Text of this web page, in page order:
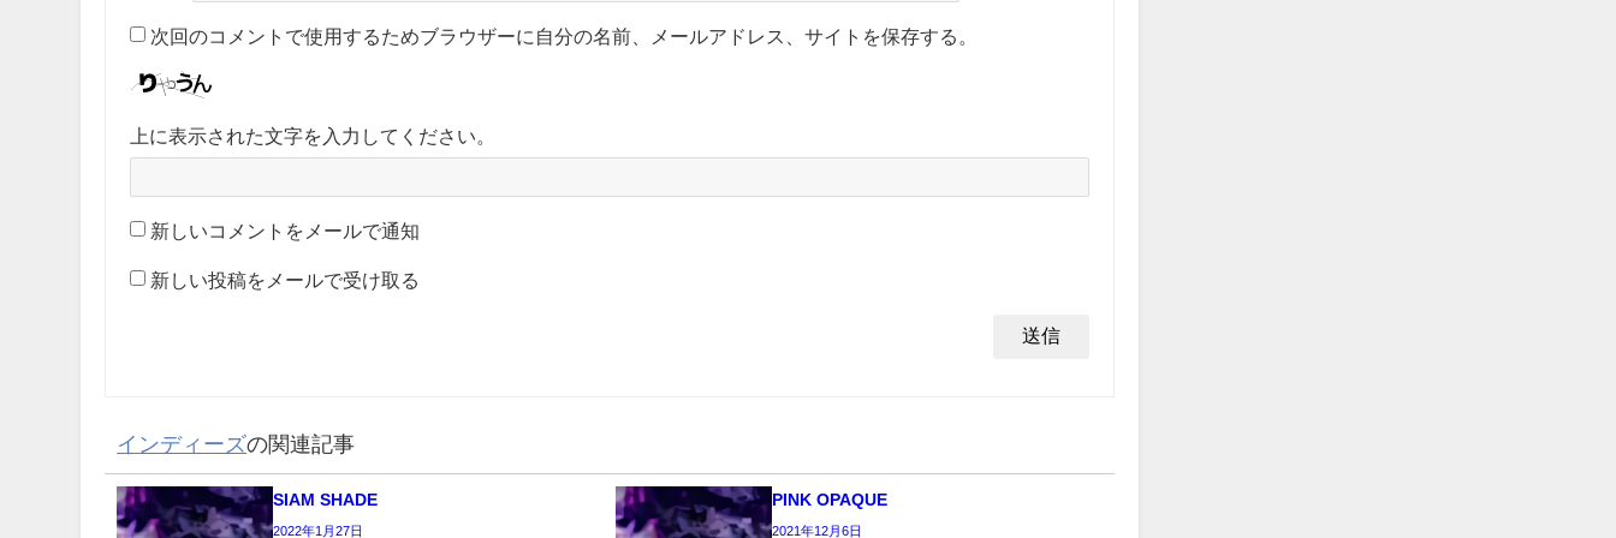
次回のコメントで使用するためブラウザーに自分の名前、メールアドレス、サイトを保存する。
上に表示された文字を入力してください。
新しいコメントをメールで通知
新しい投稿をメールで受け取る
インディーズの関連記事
SIAM SHADE
2022年1月27日
PINK OPAQUE
2021年12月6日